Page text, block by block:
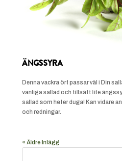
ÄNGSSYRA
Denna vackra ört passar väl i Din
vanliga sallad och tillsätt lite
sallad som heter duga! Kan vidare
och redningar.
« Äldre Inlägg